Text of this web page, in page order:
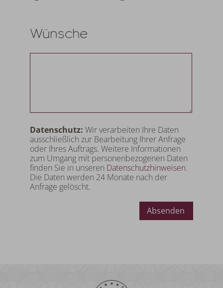
Wünsche
Datenschutz:Wir verarbeiten Ihre Daten
ausschließlich zur Bearbeitung Ihrer Anfrage
oder Ihres Auftrags. Weitere Informationen
zum Umgang mit personenbezogenen Daten
finden Sie in unseren Datenschutzhinweisen.
Die Daten werden 24 Monate nach der
Anfrage gelöscht.
Absenden